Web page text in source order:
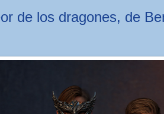
de los dragones, de